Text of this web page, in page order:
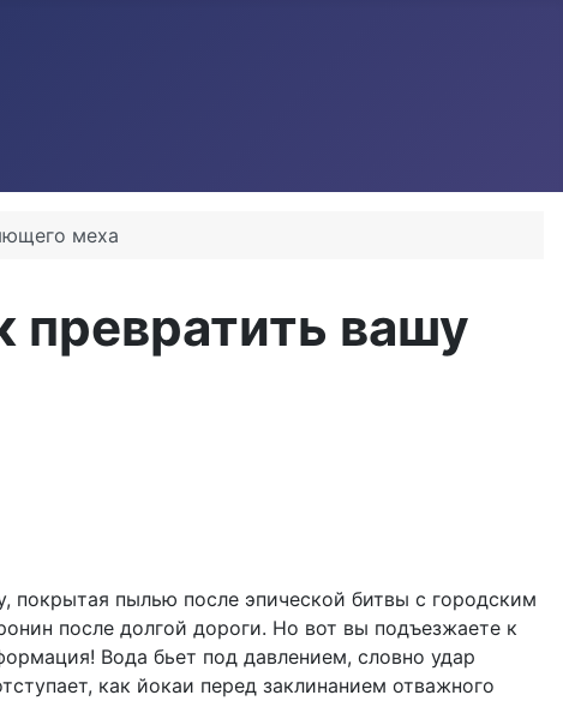
меха
превратить вашу
покрытая пылью после эпической битвы с городским
после долгой дороги. Но вот вы подъезжаете к
Вода бьет под давлением, словно удар
как йокаи перед заклинанием отважного